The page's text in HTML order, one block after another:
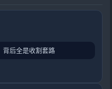
背后全是收割套路